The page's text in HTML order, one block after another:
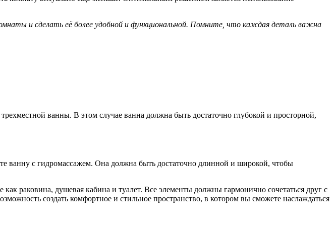
и сделать её более удобной и функциональной. Помните, что каждая деталь важна
ванны. В этом случае ванна должна быть достаточно глубокой и просторной,
ванну с гидромассажем. Она должна быть достаточно длинной и широкой, чтобы
раковина, душевая кабина и туалет. Все элементы должны гармонично сочетаться друг с
создать комфортное и стильное пространство, в котором вы сможете наслаждаться